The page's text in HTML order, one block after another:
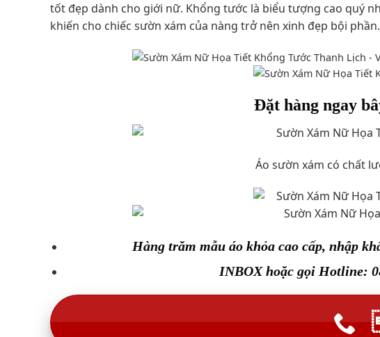
tốt đẹp dành cho giới nữ. Khổng tước là biểu tượng cao quý
khiến cho chiếc sườn xám của nàng trở nên xinh đẹp bội phần.
Đặt hàng ngay
Áo sườn xám có chất
Hàng trăm mẫu áo khỏa cao cấp, nhập
INBOX hoặc gọi Hotline: